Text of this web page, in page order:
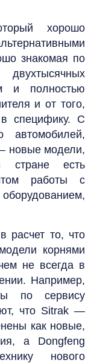
хорошо
знакомая по
и полностью
и от того,
специфику. С
автомобилей,
новые модели,
стране есть
работы с
расчет то, что
корнями
не всегда в
Например,
по сервису
что Sitrak —
как новые,
а Dongfeng
нового